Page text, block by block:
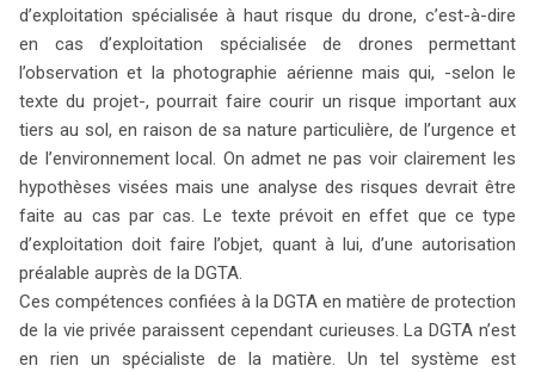
d’exploitation spécialisée à haut risque du drone, c’est-à-dire
en cas d’exploitation spécialisée de drones permettant
l’observation et la photographie aérienne mais qui, -selon le
texte du projet-, pourrait faire courir un risque important aux
tiers au sol, en raison de sa nature particulière, de l’urgence et
de l’environnement local. On admet ne pas voir clairement les
hypothèses visées mais une analyse des risques devrait être
faite au cas par cas. Le texte prévoit en effet que ce type
d’exploitation doit faire l’objet, quant à lui, d’une autorisation
préalable auprès de la DGTA.
Ces compétences confiées à la DGTA en matière de protection
de la vie privée paraissent cependant curieuses. La DGTA n’est
en rien un spécialiste de la matière. Un tel système est